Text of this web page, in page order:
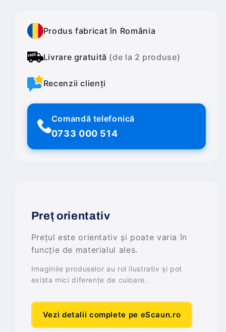
Produs fabricat în România
Livrare gratuită (de la 2 produse)
Recenzii clienți
Comandă telefonică
0733 000 514
Preț orientativ
Prețul este orientativ și poate varia în
funcție de materialul ales.
Imaginile produselor au rol ilustrativ și pot
exista mici diferențe de culoare.
Vezi detalii complete pe eScaun.ro